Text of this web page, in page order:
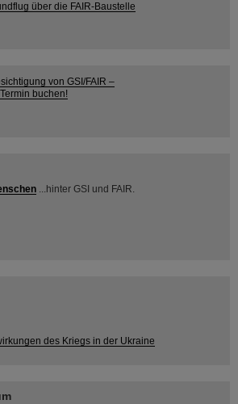
über die FAIR-Baustelle
von GSI/FAIR –
buchen!
...hinter GSI und FAIR.
des Kriegs in der Ukraine